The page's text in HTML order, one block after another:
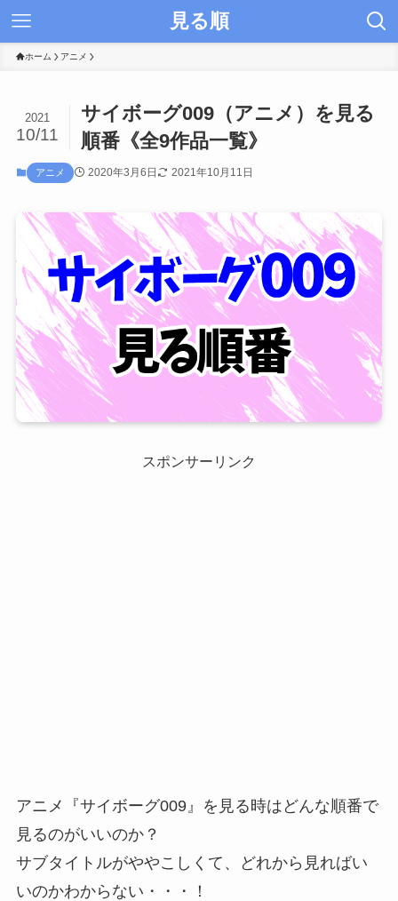
見る順
ホーム アニメ
サイボーグ009（アニメ）を見る
順番《全9作品一覧》
2021
10/11
アニメ 2020年3月6日 2021年10月11日
スポンサーリンク
アニメ『サイボーグ009』を見る時はどんな順番で
見るのがいいのか？
サブタイトルがややこしくて、どれから見ればい
いのかわからない・・・！